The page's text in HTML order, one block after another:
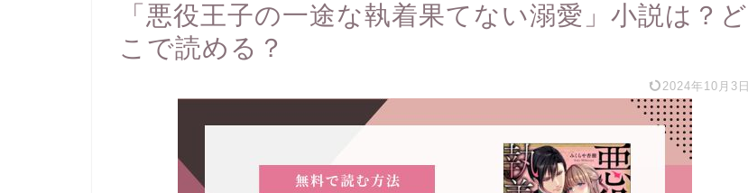
「悪役王子の一途な執着果てない溺愛」小説は？ど
こで読める？
2024年10月3日